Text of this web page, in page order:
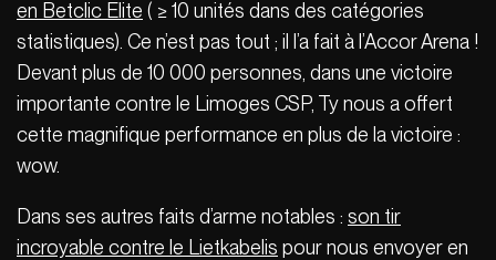
en Betclic Elite ( ≥ 10 unités dans des catégories
statistiques). Ce n’est pas tout ; il l’a fait à l’Accor Arena !
Devant plus de 10 000 personnes, dans une victoire
importante contre le Limoges CSP, Ty nous a offert
cette magnifique performance en plus de la victoire :
wow.
Dans ses autres faits d’arme notables : son tir
incroyable contre le Lietkabelis pour nous envoyer en